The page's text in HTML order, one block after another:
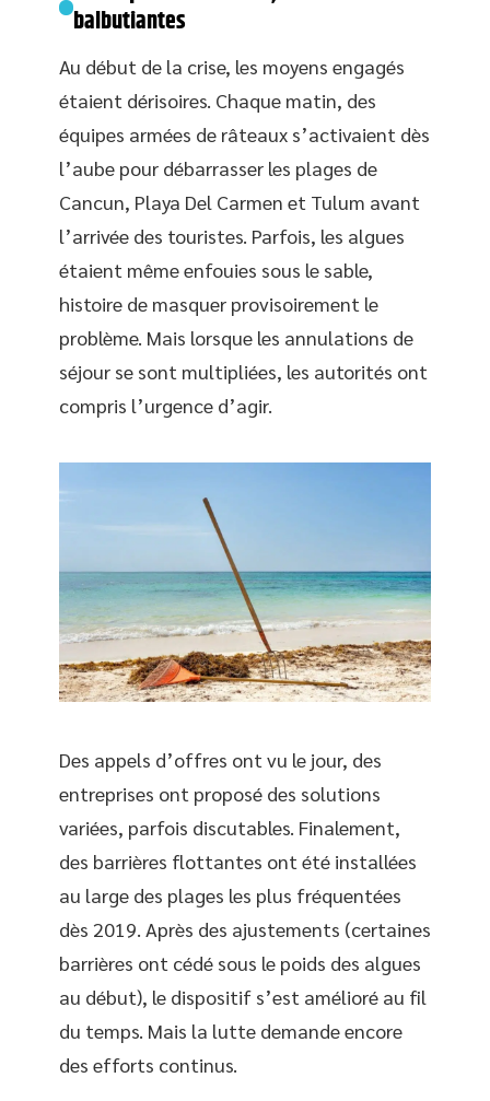
balbutiantes
Au début de la crise, les moyens engagés
étaient dérisoires. Chaque matin, des
équipes armées de râteaux s’activaient dès
l’aube pour débarrasser les plages de
Cancun, Playa Del Carmen et Tulum avant
l’arrivée des touristes. Parfois, les algues
étaient même enfouies sous le sable,
histoire de masquer provisoirement le
problème. Mais lorsque les annulations de
séjour se sont multipliées, les autorités ont
compris l’urgence d’agir.
Des appels d’offres ont vu le jour, des
entreprises ont proposé des solutions
variées, parfois discutables. Finalement,
des barrières flottantes ont été installées
au large des plages les plus fréquentées
dès 2019. Après des ajustements (certaines
barrières ont cédé sous le poids des algues
au début), le dispositif s’est amélioré au fil
du temps. Mais la lutte demande encore
des efforts continus.